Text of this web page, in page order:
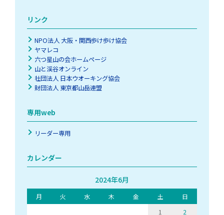
リンク
NPO法人 大阪・関西歩け歩け協会
ヤマレコ
六つ星山の会ホームページ
山と渓谷オンライン
社団法人 日本ウオーキング協会
財団法人 東京都山岳連盟
専用web
リーダー専用
カレンダー
2024年6月
月 火 水 木 金 土
日
1
2